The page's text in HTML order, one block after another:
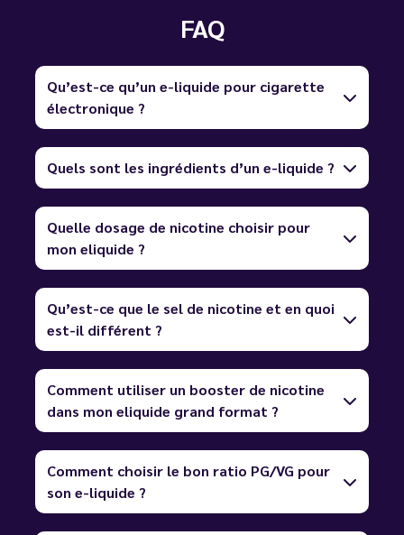
FAQ
Qu’est-ce qu’un e-liquide pour cigarette
électronique ?
Quels sont les ingrédients d’un e-liquide ?
Quelle dosage de nicotine choisir pour
mon eliquide ?
Qu’est-ce que le sel de nicotine et en quoi
est-il différent ?
Comment utiliser un booster de nicotine
dans mon eliquide grand format ?
Comment choisir le bon ratio PG/VG pour
son e-liquide ?